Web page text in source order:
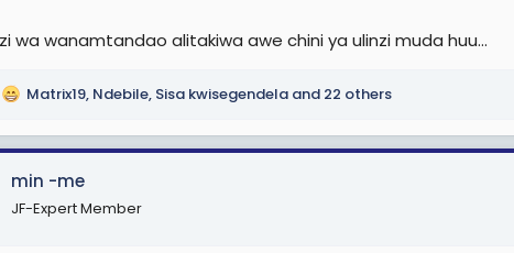
wa wanamtandao alitakiwa awe chini ya ulinzi muda huu...
Matrix19, Ndebile, Sisa kwisegendela and 22 others
min -me
JF-Expert Member